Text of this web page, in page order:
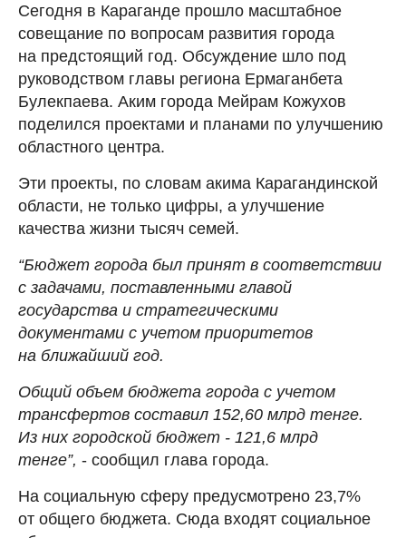
Сегодня в Караганде прошло масштабное
совещание по вопросам развития города
на предстоящий год. Обсуждение шло под
руководством главы региона Ермаганбета
Булекпаева. Аким города Мейрам Кожухов
поделился проектами и планами по улучшению
областного центра.
Эти проекты, по словам акима Карагандинской
области, не только цифры, а улучшение
качества жизни тысяч семей.
“Бюджет города был принят в соответствии
с задачами, поставленными главой
государства и стратегическими
документами с учетом приоритетов
на ближайший год.
Общий объем бюджета города с учетом
трансфертов составил 152,60 млрд тенге.
Из них городской бюджет - 121,6 млрд
тенге”, - сообщил глава города.
На социальную сферу предусмотрено 23,7%
от общего бюджета. Сюда входят социальное